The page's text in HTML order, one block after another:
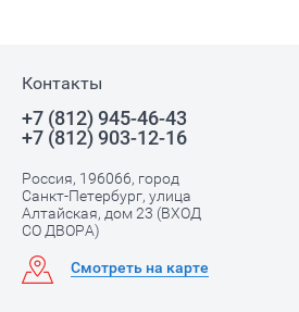
Контакты
+7 (812) 945-46-43
+7 (812) 903-12-16
Россия, 196066, город
Санкт-Петербург, улица
Алтайская, дом 23 (ВХОД
СО ДВОРА)
Смотреть на карте